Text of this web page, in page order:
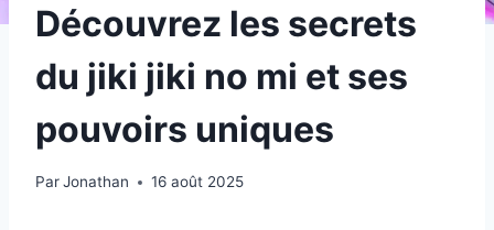
Découvrez les secrets
du jiki jiki no mi et ses
pouvoirs uniques
ParJonathan 16 août 2025